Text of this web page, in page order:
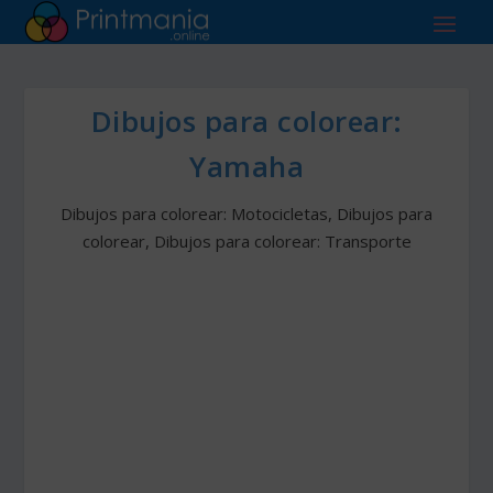
Dibujos para colorear:
Yamaha
Dibujos para colorear: Motocicletas, Dibujos para
colorear, Dibujos para colorear: Transporte